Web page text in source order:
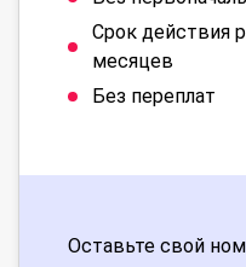
Срок действия
месяцев
Без переплат
Оставьте свой